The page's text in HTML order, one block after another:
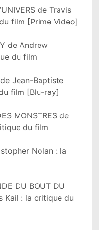
de Travis
film [Prime Video]
de Andrew
du film
Jean-Baptiste
film [Blu-ray]
MONSTRES de
du film
Nolan : la
DU BOUT DU
Kail : la critique du